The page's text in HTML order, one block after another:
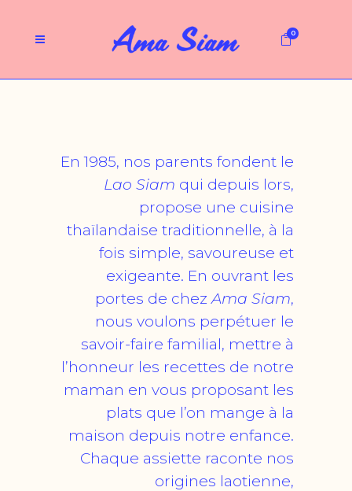
0
En 1985, nos parents fondent le
Lao Siam qui depuis lors,
propose une cuisine
thaïlandaise traditionnelle, à la
fois simple, savoureuse et
exigeante. En ouvrant les
portes de chezAma Siam,
nous voulons perpétuer le
savoir-faire familial, mettre à
l’honneur les recettes de notre
maman en vous proposant les
plats que l’on mange à la
maison depuis notre enfance.
Chaque assiette raconte nos
origines laotienne,